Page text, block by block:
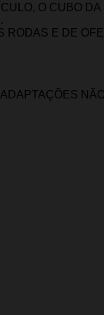
O CUBO DA
RODAS E DE